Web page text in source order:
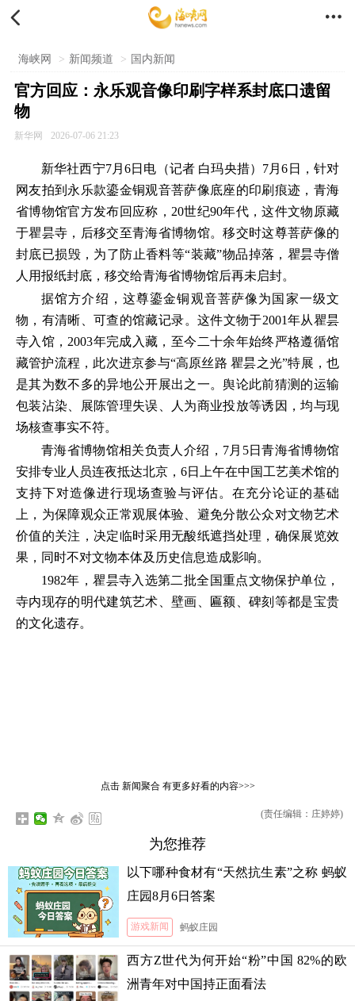
 
海峡网 > 新闻频道 > 国内新闻
官方回应：永乐观音像印刷字样系封底口遗留
物
新华网 2026-07-06 21:23
新华社西宁7月6日电（记者 白玛央措）7月6日，针对
网友拍到永乐款鎏金铜观音菩萨像底座的印刷痕迹，青海
省博物馆官方发布回应称，20世纪90年代，这件文物原藏
于瞿昙寺，后移交至青海省博物馆。移交时这尊菩萨像的
封底已损毁，为了防止香料等“装藏”物品掉落，瞿昙寺僧
人用报纸封底，移交给青海省博物馆后再未启封。
据馆方介绍，这尊鎏金铜观音菩萨像为国家一级文
物，有清晰、可查的馆藏记录。这件文物于2001年从瞿昙
寺入馆，2003年完成入藏，至今二十余年始终严格遵循馆
藏管护流程，此次进京参与“高原丝路 瞿昙之光”特展，也
是其为数不多的异地公开展出之一。舆论此前猜测的运输
包装沾染、展陈管理失误、人为商业投放等诱因，均与现
场核查事实不符。
青海省博物馆相关负责人介绍，7月5日青海省博物馆
安排专业人员连夜抵达北京，6日上午在中国工艺美术馆的
支持下对造像进行现场查验与评估。在充分论证的基础
上，为保障观众正常观展体验、避免分散公众对文物艺术
价值的关注，决定临时采用无酸纸遮挡处理，确保展览效
果，同时不对文物本体及历史信息造成影响。
1982年，瞿昙寺入选第二批全国重点文物保护单位，
寺内现存的明代建筑艺术、壁画、匾额、碑刻等都是宝贵
的文化遗存。
点击 新闻聚合有更多好看的内容>>>
(责任编辑：庄婷婷)
为您推荐
以下哪种食材有“天然抗生素”之称 蚂蚁
庄园8月6日答案
游戏新闻 蚂蚁庄园
西方Z世代为何开始“粉”中国 82%的欧
洲青年对中国持正面看法